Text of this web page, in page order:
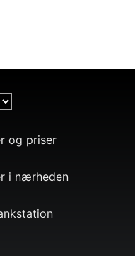
og priser
i nærheden